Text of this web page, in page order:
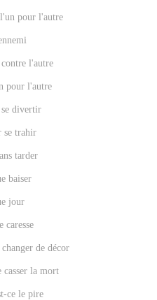
pour l'autre
l'autre
pour l'autre
divertir
se trahir
tarder
baiser
jour
caresse
de décor
casser la mort
ce le pire